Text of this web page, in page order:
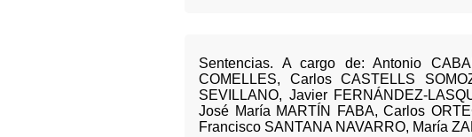
Sentencias. A cargo de: Antonio
COMELLES, Carlos CASTELLS
SEVILLANO, Javier FERNÁNDEZ-
José María MARTÍN FABA, Carlos
Francisco SANTANA NAVARRO, María